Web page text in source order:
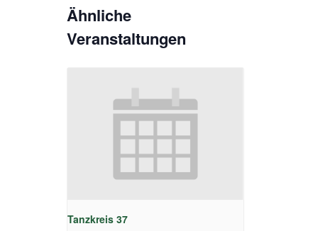
Ähnliche
Veranstaltungen
Tanzkreis 37